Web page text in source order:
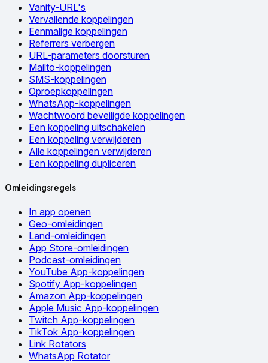
Vanity-URL's
Vervallende koppelingen
Eenmalige koppelingen
Referrers verbergen
URL-parameters doorsturen
Mailto-koppelingen
SMS-koppelingen
Oproepkoppelingen
WhatsApp-koppelingen
Wachtwoord beveiligde koppelingen
Een koppeling uitschakelen
Een koppeling verwijderen
Alle koppelingen verwijderen
Een koppeling dupliceren
Omleidingsregels
In app openen
Geo-omleidingen
Land-omleidingen
App Store-omleidingen
Podcast-omleidingen
YouTube App-koppelingen
Spotify App-koppelingen
Amazon App-koppelingen
Apple Music App-koppelingen
Twitch App-koppelingen
TikTok App-koppelingen
Link Rotators
WhatsApp Rotator